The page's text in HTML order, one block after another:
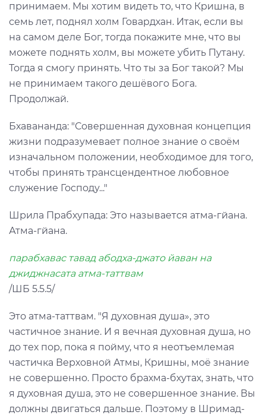
принимаем. Мы хотим видеть то, что Кришна, в
семь лет, поднял холм Говардхан. Итак, если вы
на самом деле Бог, тогда покажите мне, что вы
можете поднять холм, вы можете убить Путану.
Тогда я смогу принять. Что ты за Бог такой? Мы
не принимаем такого дешёвого Бога.
Продолжай.
Бхавананда: "Совершенная духовная концепция
жизни подразумевает полное знание о своём
изначальном положении, необходимое для того,
чтобы принять трансцендентное любовное
служение Господу..."
Шрила Прабхупада: Это называется атма-гйана.
Атма-гйана.
парабхавас тавад абодха-джато йаван на
джиджнасата атма-таттвам
/ШБ 5.5.5/
Это атма-таттвам. "Я духовная душа», это
частичное знание. И я вечная духовная душа, но
до тех пор, пока я пойму, что я неотъемлемая
частичка Верховной Атмы, Кришны, моё знание
не совершенно. Просто брахма-бхутах, знать, что
я духовная душа, это не совершенное знание. Вы
должны двигаться дальше. Поэтому в Шримад-